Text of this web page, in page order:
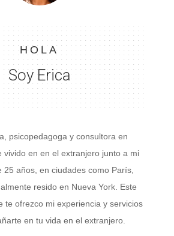
HOLA
Soy Erica
psicopedagoga y consultora en
vivido en en el extranjero junto a mi
25 años, en ciudades como París,
resido en Nueva York. Este
te ofrezco mi experiencia y servicios
en tu vida en el extranjero.